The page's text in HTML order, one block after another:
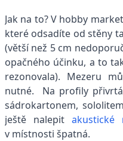
Jak na to? V hobby
které odsadíte od stěny
(větší než 5 cm
opačného účinku, a to
rezonovala). Mezeru
nutné. Na profily
sádrokartonem,
ještě nalepit akustické
v místnosti špatná.